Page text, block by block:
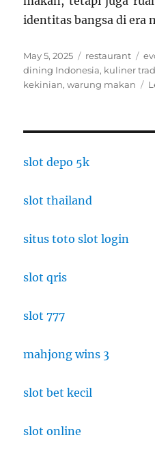
identitas bangsa di era
Posted
on
May 5, 2025 Categories
restaurant
dining Indonesia, kuliner
kekinian,warung makan
slot depo 5k
slot thailand
situs toto slot login
slot qris
slot 777
mahjong wins 3
slot bet kecil
slot online